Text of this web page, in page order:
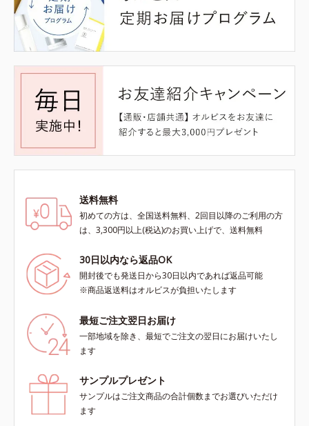
送料無料
初めての方は、全国送料無料、2回目以降のご利用の方
は、3,300円以上(税込)のお買い上げで、送料無料
30日以内なら返品OK
開封後でも発送日から30日以内であれば返品可能
※商品返送料はオルビスが負担いたします
最短ご注文翌日お届け
一部地域を除き、最短でご注文の翌日にお届けいたし
ます
サンプルプレゼント
サンプルはご注文商品の合計個数までお選びいただけ
ます